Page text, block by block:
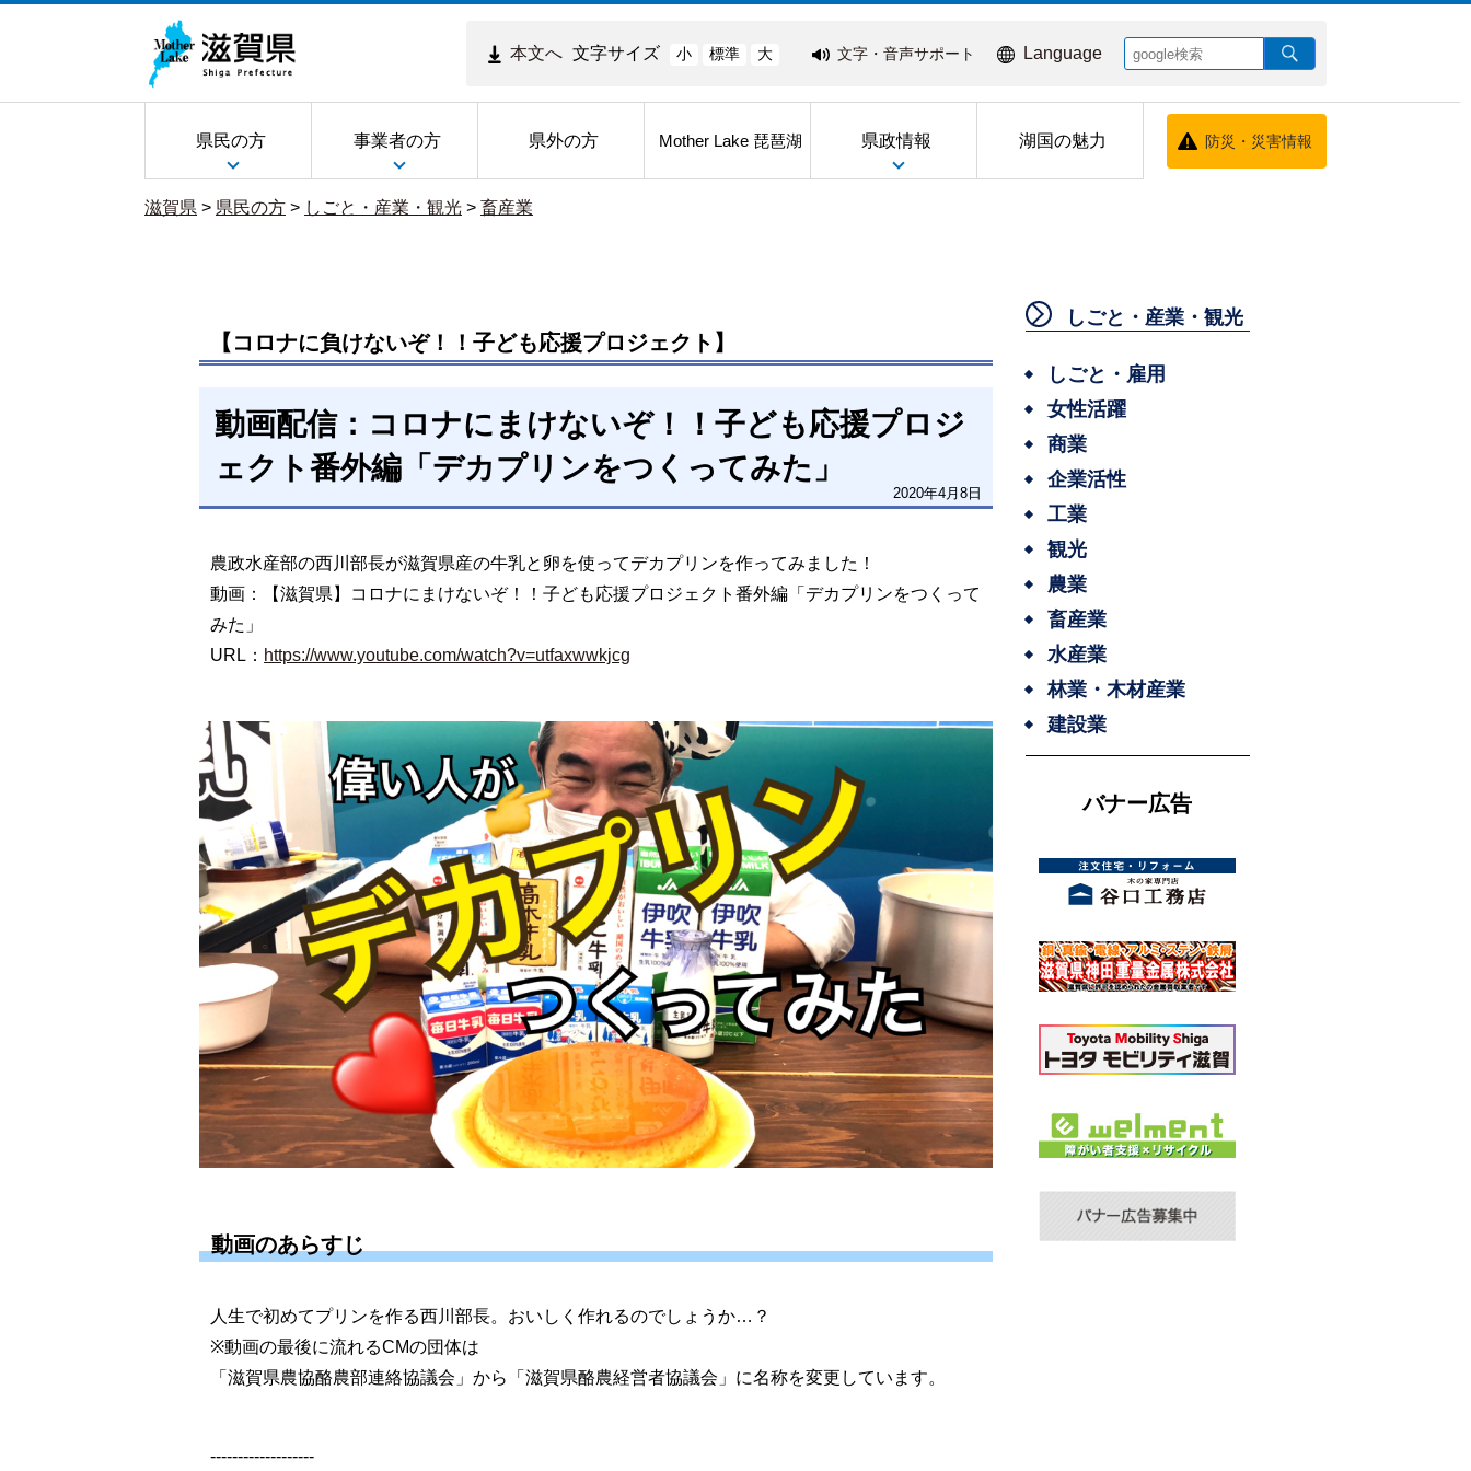
本文へ 文字サイズ 小 標準 大 文字・音声サポート Language
県民の方 事業者の方 県外の方 Mother Lake 琵琶湖 県政情報 湖国の魅力 防災・災害情報
滋賀県 > 県民の方 > しごと・産業・観光 > 畜産業
【コロナに負けないぞ！！子ども応援プロジェクト】
動画配信：コロナにまけないぞ！！子ども応援プロジ
ェクト番外編「デカプリンをつくってみた」
2020年4月8日
農政水産部の西川部長が滋賀県産の牛乳と卵を使ってデカプリンを作ってみました！
動画：
【滋賀県】コロナにまけないぞ！！子ども応援プロジェクト番外編「デカプリンをつくって
みた」
URL： https://www.youtube.com/watch?v=utfaxwwkjcg
動画のあらすじ
人生で初めてプリンを作る西川部長。おいしく作れるのでしょうか…？
※動画の最後に流れるCMの団体は
「滋賀県農協酪農部連絡協議会」から「滋賀県酪農経営者協議会」に名称を変更しています。
-------------------
しごと・産業・観光
しごと・雇用
女性活躍
商業
企業活性
工業
観光
農業
畜産業
水産業
林業・木材産業
建設業
バナー広告